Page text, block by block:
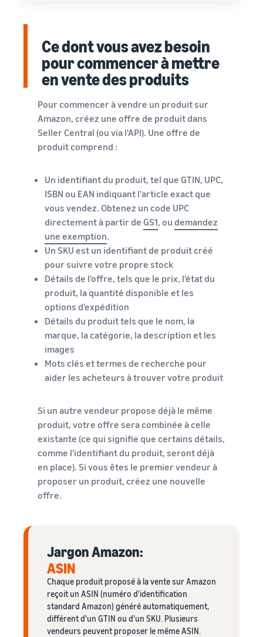
Ce dont vous avez besoin
pour commencer à mettre
en vente des produits
Pour commencer à vendre un produit sur
Amazon, créez une offre de produit dans
Seller Central (ou via l'API). Une offre de
produit comprend :
Un identifiant du produit, tel que GTIN, UPC,
ISBN ou EAN indiquant l'article exact que
vous vendez. Obtenez un code UPC
directement à partir de GS1, ou demandez
une exemption.
Un SKU est un identifiant de produit créé
pour suivre votre propre stock
Détails de l'offre, tels que le prix, l'état du
produit, la quantité disponible et les
options d'expédition
Détails du produit tels que le nom, la
marque, la catégorie, la description et les
images
Mots clés et termes de recherche pour
aider les acheteurs à trouver votre produit
Si un autre vendeur propose déjà le même
produit, votre offre sera combinée à celle
existante (ce qui signifie que certains détails,
comme l'identifiant du produit, seront déjà
en place). Si vous êtes le premier vendeur à
proposer un produit, créez une nouvelle
offre.
Jargon Amazon:
ASIN
Chaque produit proposé à la vente sur Amazon
reçoit un ASIN (numéro d'identification
standard Amazon) généré automatiquement,
différent d'un GTIN ou d'un SKU. Plusieurs
vendeurs peuvent proposer le même ASIN.